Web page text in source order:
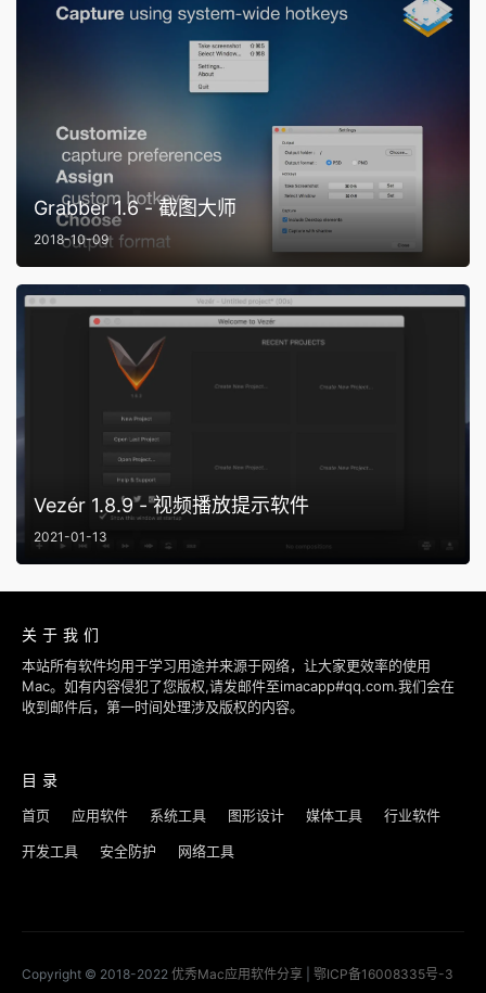
Grabber 1.6 - 截图大师
2018-10-09
Vezér 1.8.9 - 视频播放提示软件
2021-01-13
关于我们
本站所有软件均用于学习用途并来源于网络，让大家更效率的使用
Mac。如有内容侵犯了您版权,请发邮件至imacapp#qq.com.我们会在
收到邮件后，第一时间处理涉及版权的内容。
目录
首页 应用软件 系统工具 图形设计 媒体工具 行业软件
开发工具 安全防护 网络工具
Copyright © 2018-2022 优秀Mac应用软件分享 鄂ICP备16008335号-3